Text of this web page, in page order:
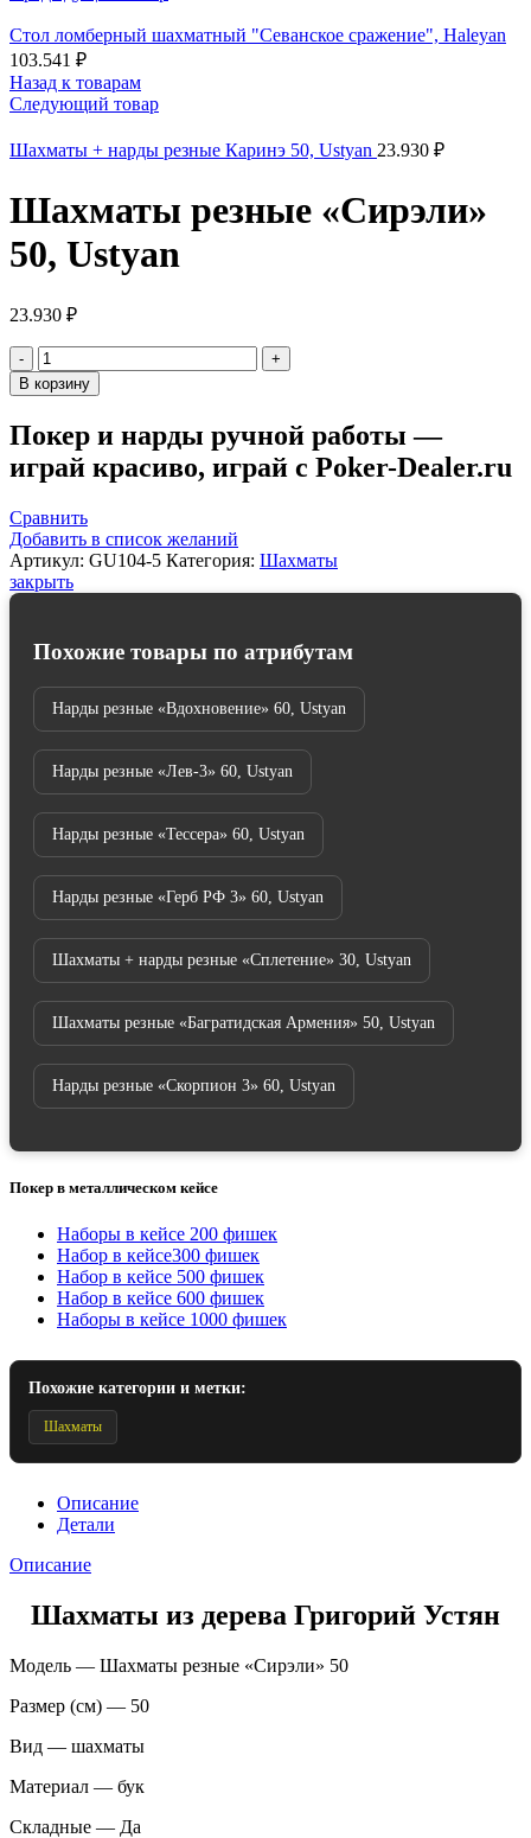
Стол ломберный шахматный "Севанское сражение", Haleyan
103.541 ₽
Назад к товарам
Следующий товар
Шахматы + нарды резные Каринэ 50, Ustyan 23.930 ₽
Шахматы резные «Сирэли»
50, Ustyan
23.930 ₽
Количество
товара
Шахматы
"Сирэли"
50,
Ustyan
В корзину
Покер и нарды ручной работы —
играй красиво, играй с Poker-Dealer.ru
Сравнить
Добавить в список желаний
Артикул: GU104-5 Категория: Шахматы
закрыть
Похожие товары по атрибутам
Нарды резные «Вдохновение» 60, Ustyan
Нарды резные «Лев-3» 60, Ustyan
Нарды резные «Тессера» 60, Ustyan
Нарды резные «Герб РФ 3» 60, Ustyan
Шахматы + нарды резные «Сплетение» 30, Ustyan
Шахматы резные «Багратидская Армения» 50, Ustyan
Нарды резные «Скорпион 3» 60, Ustyan
Покер в металлическом кейсе
Наборы в кейсе 200 фишек
Набор в кейсе300 фишек
Набор в кейсе 500 фишек
Набор в кейсе 600 фишек
Наборы в кейсе 1000 фишек
Похожие категории и метки:
Шахматы
Описание
Детали
Описание
Шахматы из дерева Григорий Устян
Модель — Шахматы резные «Сирэли» 50
Размер (см) — 50
Вид — шахматы
Материал — бук
Складные — Да